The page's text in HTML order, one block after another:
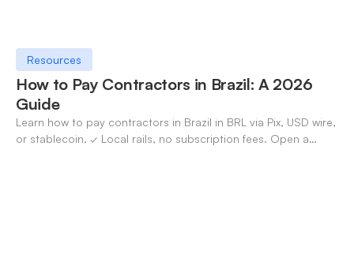
Resources
How to Pay Contractors in Brazil: A 2026
Guide
Learn how to pay contractors in Brazil in BRL via Pix, USD wire,
or stablecoin. ✓ Local rails, no subscription fees. Open a